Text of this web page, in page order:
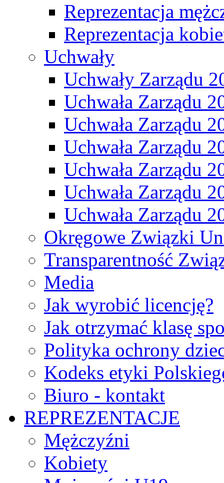
Reprezentacja
Reprezentacja
Uchwały
Uchwały Zarządu
Uchwała Zarządu
Uchwała Zarządu
Uchwała Zarządu
Uchwała Zarządu
Uchwała Zarządu
Uchwała Zarządu
Okręgowe Związki
Transparentność
Media
Jak wyrobić licencję?
Jak otrzymać klasę
Polityka ochrony
Kodeks etyki
Biuro - kontakt
REPREZENTACJE
Mężczyźni
Kobiety